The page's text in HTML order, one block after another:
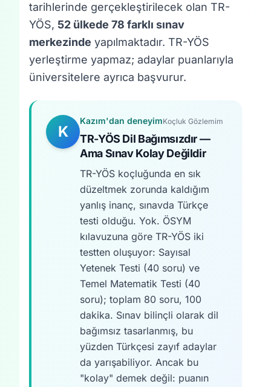
tarihlerinde gerçekleştirilecek olan TR-
YÖS, 52 ülkede 78 farklı sınav
merkezinde yapılmaktadır. TR-YÖS
yerleştirme yapmaz; adaylar puanlarıyla
üniversitelere ayrıca başvurur.
K
Kazım'dan deneyimKoçluk Gözlemim
TR-YÖS Dil Bağımsızdır —
Ama Sınav Kolay Değildir
TR-YÖS koçluğunda en sık
düzeltmek zorunda kaldığım
yanlış inanç, sınavda Türkçe
testi olduğu. Yok. ÖSYM
kılavuzuna göre TR-YÖS iki
testten oluşuyor: Sayısal
Yetenek Testi (40 soru) ve
Temel Matematik Testi (40
soru); toplam 80 soru, 100
dakika. Sınav bilinçli olarak dil
bağımsız tasarlanmış, bu
yüzden Türkçesi zayıf adaylar
da yarışabiliyor. Ancak bu
"kolay" demek değil: puanın